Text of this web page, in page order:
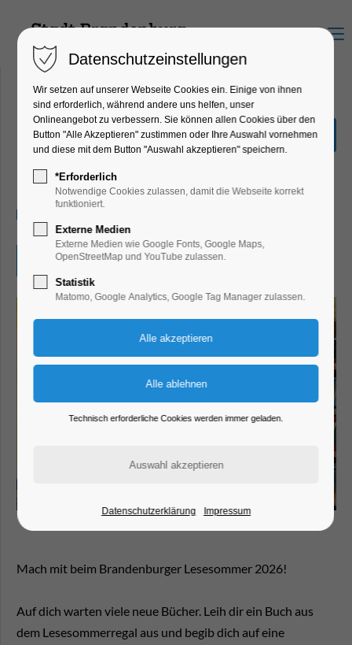
Menu
Brandenburger
Lesesommer
Kinder, Jugend, Mitmach-Aktion
Eintritt frei
Mach mit beim Brandenburger Lesesommer 2026!
Auf dich warten viele neue Bücher. Leih dir ein Buch aus
dem Lesesommerregal aus und begib dich auf eine
Datenschutzeinstellungen
Wir setzen auf unserer Webseite Cookies ein. Einige von ihnen
sind erforderlich, während andere uns helfen, unser
Onlineangebot zu verbessern. Sie können allen Cookies über den
Button "Alle Akzeptieren" zustimmen oder Ihre Auswahl vornehmen
und diese mit dem Button "Auswahl akzeptieren" speichern.
*Erforderlich
Notwendige Cookies zulassen, damit die Webseite korrekt
funktioniert.
Externe Medien
Externe Medien wie Google Fonts, Google Maps,
OpenStreetMap und YouTube zulassen.
Statistik
Matomo, Google Analytics, Google Tag Manager zulassen.
Technisch erforderliche Cookies werden immer geladen.
Datenschutzerklärung Impressum